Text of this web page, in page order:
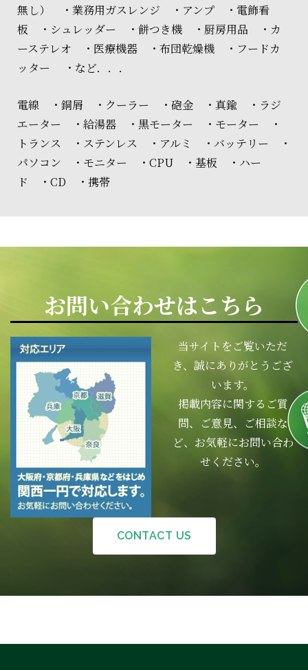
無し） ・業務用ガスレンジ ・アンプ ・電飾看
板 ・シュレッダー ・餅つき機 ・厨房用品 ・カ
ーステレオ ・医療機器 ・布団乾燥機 ・フードカ
ッター ・など．．．
電線 ・銅屑 ・クーラー ・砲金 ・真鍮 ・ラジ
エーター ・給湯器 ・黒モーター ・モーター ・
トランス ・ステンレス ・アルミ ・バッテリー ・
パソコン ・モニター ・CPU ・基板 ・ハー
ド ・CD ・携帯
お問い合わせはこちら
当サイトをご覧いただ
き、誠にありがとうござ
います。
掲載内容に関するご質
問、ご意見、ご相談な
ど、お気軽にお問い合わ
せください。
CONTACT US